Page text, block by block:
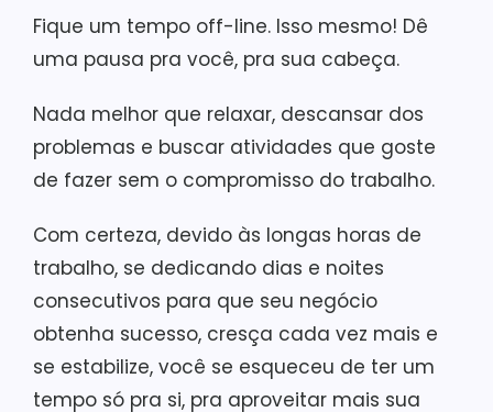
Fique um tempo off-line. Isso mesmo! Dê
uma pausa pra você, pra sua cabeça.
Nada melhor que relaxar, descansar dos
problemas e buscar atividades que goste
de fazer sem o compromisso do trabalho.
Com certeza, devido às longas horas de
trabalho, se dedicando dias e noites
consecutivos para que seu negócio
obtenha sucesso, cresça cada vez mais e
se estabilize, você se esqueceu de ter um
tempo só pra si, pra aproveitar mais sua